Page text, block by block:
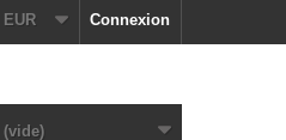
Connexion
EUR
(vide)